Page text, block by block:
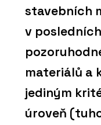
stavebních
v
materiálů a
jediným
úroveň